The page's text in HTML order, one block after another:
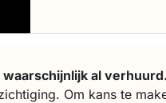
al verhuurd.
Om kans te